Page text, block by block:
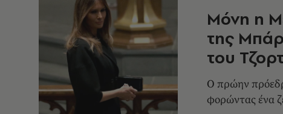
Μόνη η
της
του
Ο πρώην
φορώντας ένα